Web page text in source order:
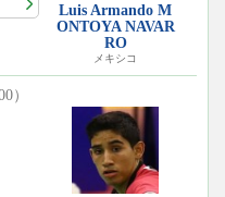
Luis Armando M
ONTOYA NAVAR
RO
メキシコ
）